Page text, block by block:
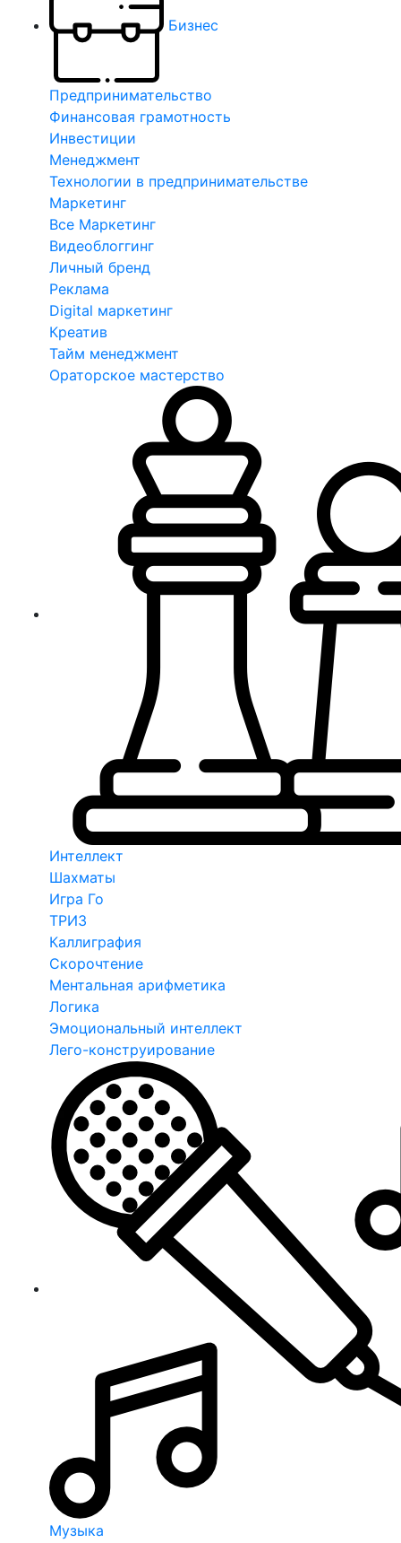
Бизнес
Предпринимательство
Финансовая грамотность
Инвестиции
Менеджмент
Технологии в предпринимательстве
Маркетинг
Все Маркетинг
Видеоблоггинг
Личный бренд
Реклама
Digital маркетинг
Креатив
Тайм менеджмент
Ораторское мастерство
Интеллект
Шахматы
Игра Го
ТРИЗ
Каллиграфия
Скорочтение
Ментальная арифметика
Логика
Эмоциональный интеллект
Лего-конструирование
Музыка